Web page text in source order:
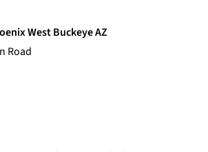
West Buckeye AZ
Road